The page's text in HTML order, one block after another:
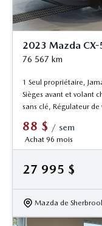
2023 Mazda CX-
76 567 km
1 Seul propriétaire,
Sièges avant et volant
sans clé, Régulateur
88 $ / sem
Achat 96 mois
27 995 $
Mazda de